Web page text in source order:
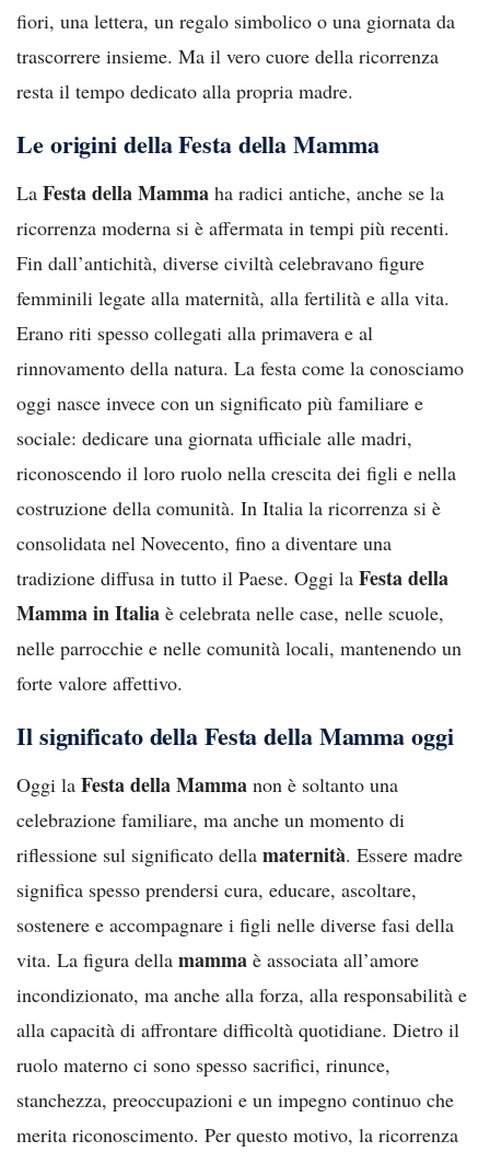
fiori, una lettera, un regalo simbolico o una giornata da
trascorrere insieme. Ma il vero cuore della ricorrenza
resta il tempo dedicato alla propria madre.
Le origini della Festa della Mamma
La Festa della Mamma ha radici antiche, anche se la
ricorrenza moderna si è affermata in tempi più recenti.
Fin dall’antichità, diverse civiltà celebravano figure
femminili legate alla maternità, alla fertilità e alla vita.
Erano riti spesso collegati alla primavera e al
rinnovamento della natura. La festa come la conosciamo
oggi nasce invece con un significato più familiare e
sociale: dedicare una giornata ufficiale alle madri,
riconoscendo il loro ruolo nella crescita dei figli e nella
costruzione della comunità. In Italia la ricorrenza si è
consolidata nel Novecento, fino a diventare una
tradizione diffusa in tutto il Paese. Oggi la Festa della
Mamma in Italia è celebrata nelle case, nelle scuole,
nelle parrocchie e nelle comunità locali, mantenendo un
forte valore affettivo.
Il significato della Festa della Mamma oggi
Oggi la Festa della Mamma non è soltanto una
celebrazione familiare, ma anche un momento di
riflessione sul significato della maternità. Essere madre
significa spesso prendersi cura, educare, ascoltare,
sostenere e accompagnare i figli nelle diverse fasi della
vita. La figura della mamma è associata all’amore
incondizionato, ma anche alla forza, alla responsabilità e
alla capacità di affrontare difficoltà quotidiane. Dietro il
ruolo materno ci sono spesso sacrifici, rinunce,
stanchezza, preoccupazioni e un impegno continuo che
merita riconoscimento. Per questo motivo, la ricorrenza